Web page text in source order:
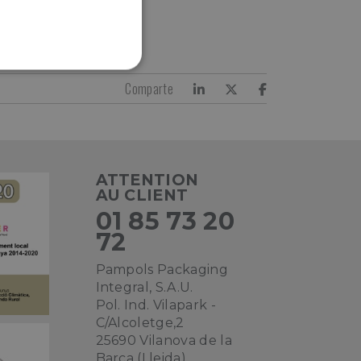
Comparte
ATTENTION
AU CLIENT
01 85 73 20
72
Pampols Packaging
Integral, S.A.U.
Pol. Ind. Vilapark -
C/Alcoletge,2
25690 Vilanova de la